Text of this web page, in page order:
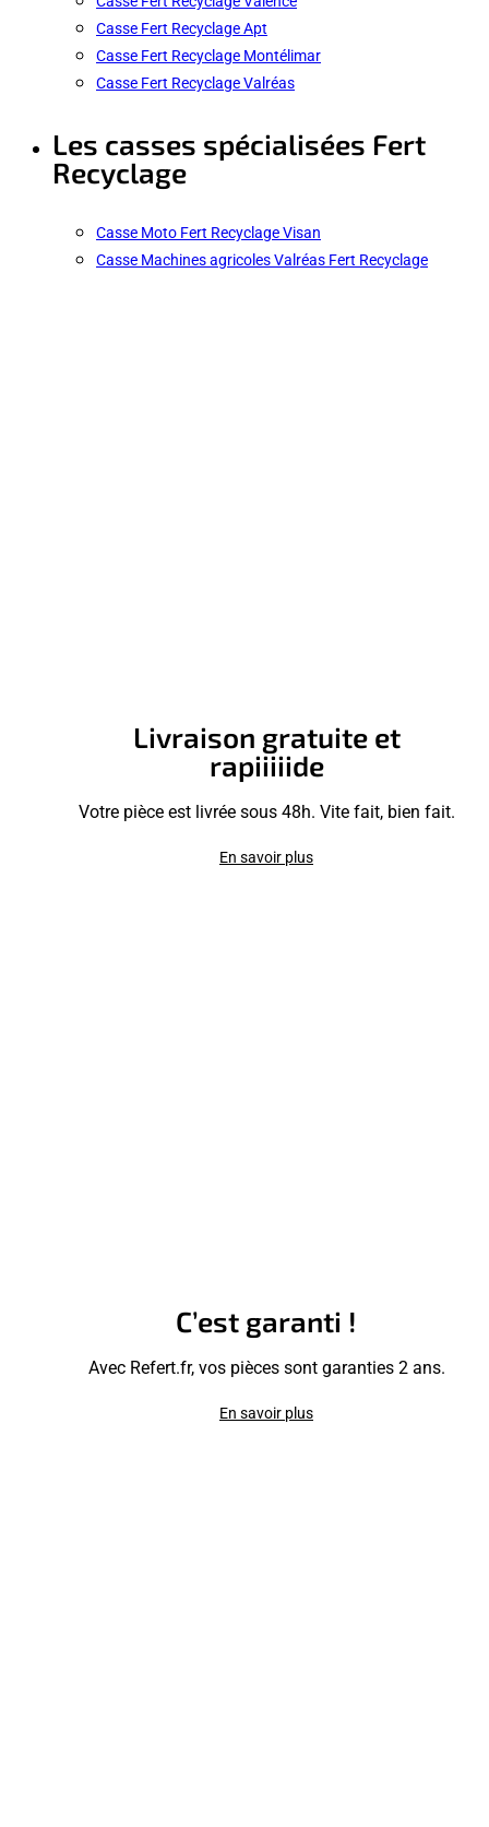
Casse Fert Recyclage Apt
Casse Fert Recyclage Montélimar
Casse Fert Recyclage Valréas
Les casses spécialisées Fert
Recyclage
Casse Moto Fert Recyclage Visan
Casse Machines agricoles Valréas Fert Recyclage
Livraison gratuite et
rapiiiiide
Votre pièce est livrée sous 48h. Vite fait, bien fait.
En savoir plus
C’est garanti !
Avec Refert.fr, vos pièces sont garanties 2 ans.
En savoir plus